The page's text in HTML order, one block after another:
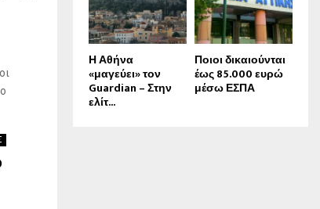
Η Αθήνα
«μαγεύει» τον
Guardian – Στην
ελίτ...
Ποιοι δικαιούνται
έως 85.000 ευρώ
μέσω ΕΣΠΑ